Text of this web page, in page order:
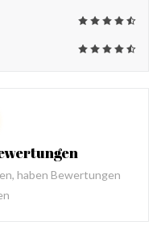
haben Bewertungen